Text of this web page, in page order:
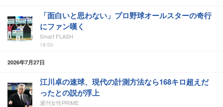
「面白いと思わない」プロ野球オールスターの奇行
にファン嘆く
Smart FLASH
18:00
2026年7月27日
江川卓の速球、現代の計測方法なら168キロ超えだ
ったとの説が浮上
週刊女性PRIME